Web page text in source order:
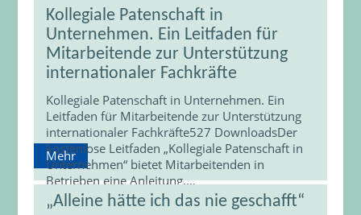
Kollegiale Patenschaft in
Unternehmen. Ein Leitfaden für
Mitarbeitende zur Unterstützung
internationaler Fachkräfte
Kollegiale Patenschaft in Unternehmen. Ein
Leitfaden für Mitarbeitende zur Unterstützung
internationaler Fachkräfte527 DownloadsDer
kostenlose Leitfaden „Kollegiale Patenschaft in
Unternehmen“ bietet Mitarbeitenden in
Betrieben eine Anleitung,…
Mehr
„Alleine hätte ich das nie geschafft“